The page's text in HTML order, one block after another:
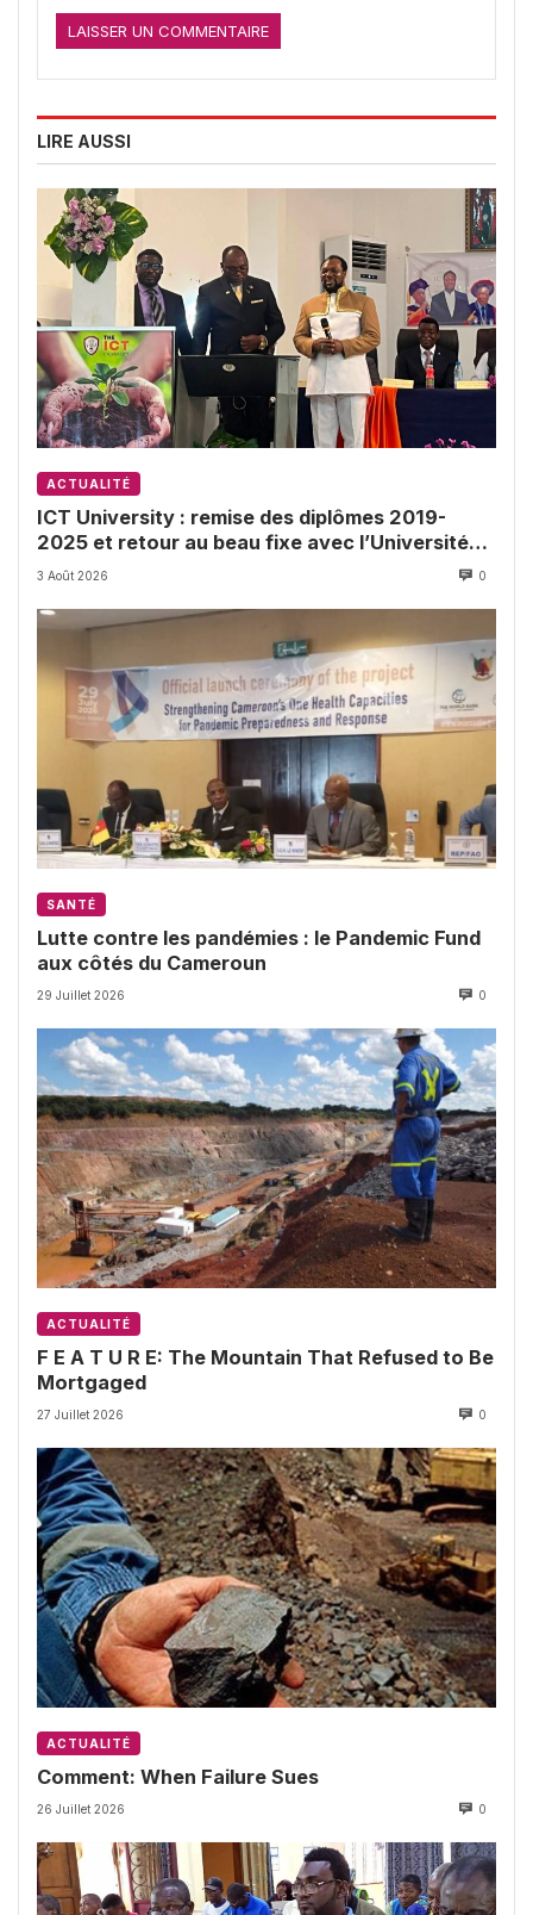
LIRE AUSSI
ACTUALITÉ
ICT University : remise des diplômes 2019-
2025 et retour au beau fixe avec l’Université
de Buea
3 Août 2026 0
SANTÉ
Lutte contre les pandémies : le Pandemic Fund
aux côtés du Cameroun
29 Juillet 2026 0
ACTUALITÉ
F E A T U R E: The Mountain That Refused to Be
Mortgaged
27 Juillet 2026 0
ACTUALITÉ
Comment: When Failure Sues
26 Juillet 2026 0